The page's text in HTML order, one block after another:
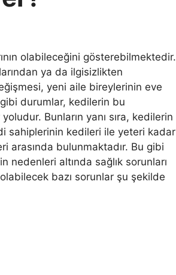
olabileceğini gösterebilmektedir.
ya da ilgisizlikten
yeni aile bireylerinin eve
durumlar, kedilerin bu
Bunların yanı sıra, kedilerin
sahiplerinin kedileri ile yeteri kadar
arasında bulunmaktadır. Bu gibi
nedenleri altında sağlık sorunları
bazı sorunlar şu şekilde